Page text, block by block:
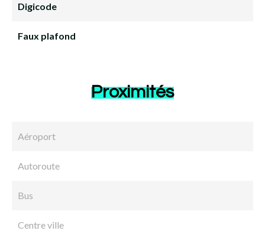
Digicode
Faux plafond
Proximités
Aéroport
Autoroute
Bus
Centre ville